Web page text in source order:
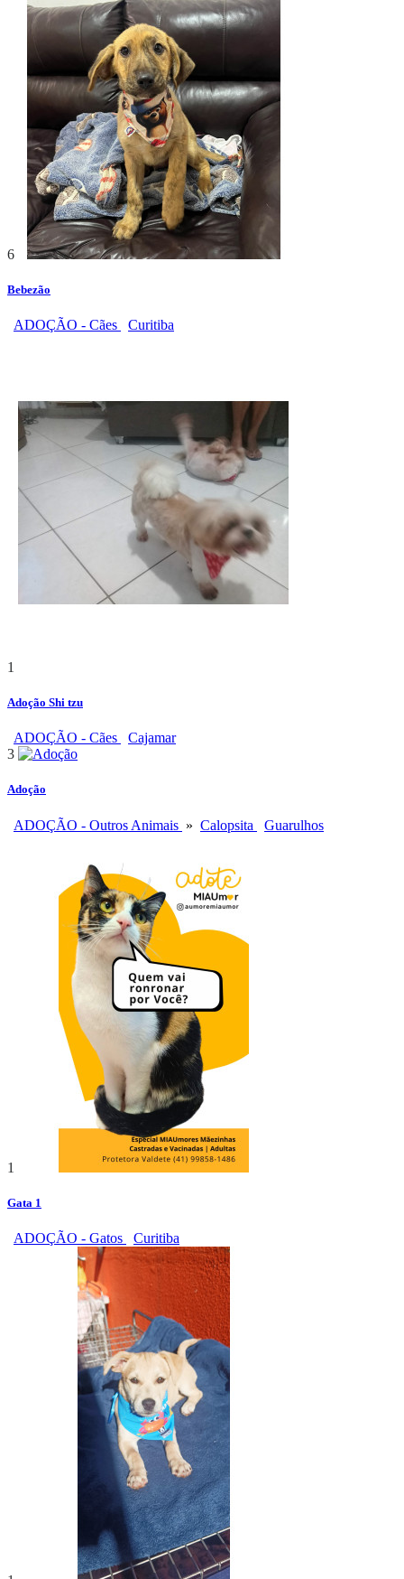
6
Bebezão
ADOÇÃO - Cães Curitiba
1
Adoção Shi tzu
ADOÇÃO - Cães
Cajamar
3
Adoção
ADOÇÃO - Outros Animais » Calopsita Guarulhos
1
Gata 1
ADOÇÃO - Gatos Curitiba